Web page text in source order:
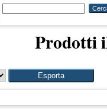
Prodotti